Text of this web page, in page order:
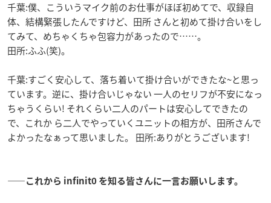
千葉:僕、こういうマイク前のお仕事がほぼ初めてで、収録自
体、結構緊張したんですけど、田所 さんと初めて掛け合いをし
てみて、めちゃくちゃ包容力があったので……。
田所:ふふ(笑)。
千葉:すごく安心して、落ち着いて掛け合いができたな~と思っ
ています。逆に、掛け合いじゃない 一人のセリフが不安になっ
ちゃうくらい! それくらい二人のパートは安心してできたの
で、これか ら二人でやっていくユニットの相方が、田所さんで
よかったなぁって思いました。 田所:ありがとうございます!
――これから infinit0 を知る皆さんに一言お願いします。